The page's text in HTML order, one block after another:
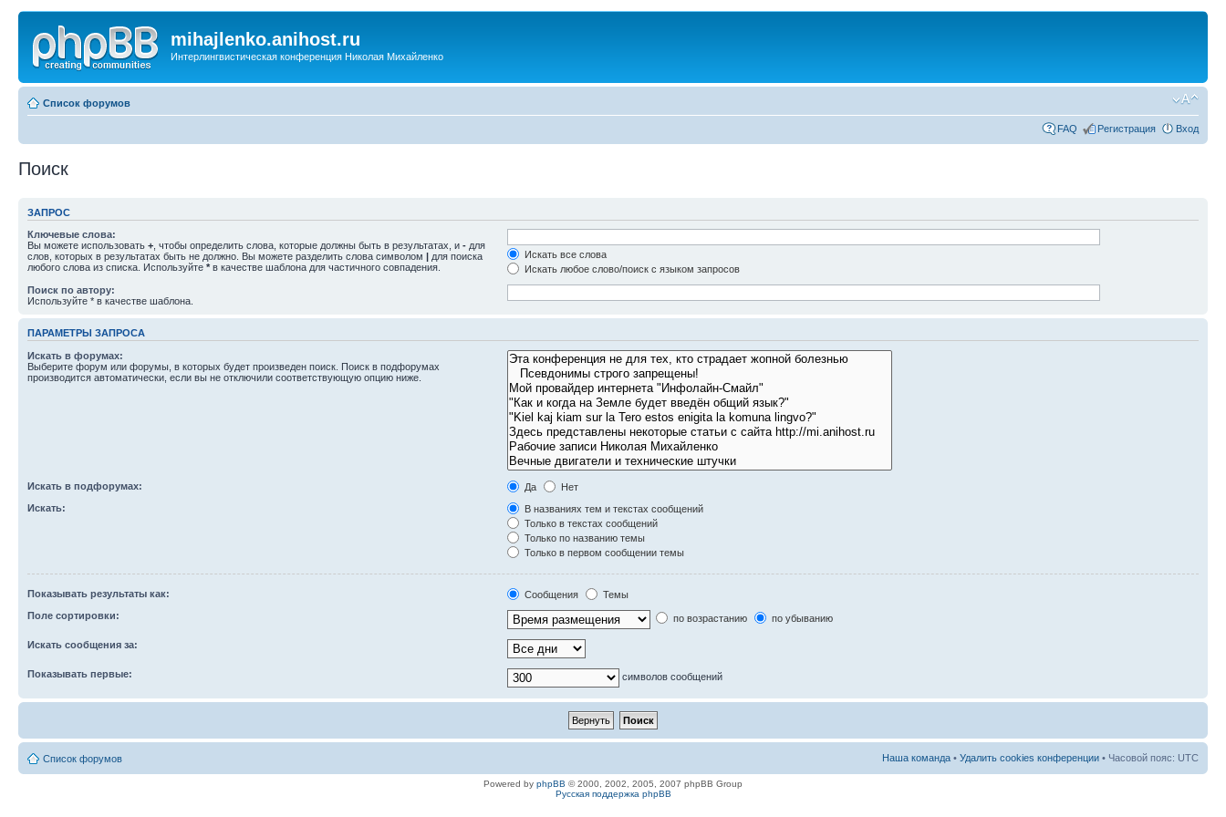
mihajlenko.anihost.ru
Интерлингвистическая конференция Николая Михайленко
Список форумов
FAQ Регистрация Вход
Поиск
ЗАПРОС
Ключевые слова:
Вы можете использовать + , чтобы определить слова, которые должны быть в результатах, и - для
слов, которых в результатах быть не должно. Вы можете разделить слова символом | для поиска
любого слова из списка. Используйте * в качестве шаблона для частичного совпадения.
Искать все слова
Искать любое слово/поиск с языком запросов
Поиск по автору:
Используйте * в качестве шаблона.
ПАРАМЕТРЫ ЗАПРОСА
Искать в форумах:
Выберите форум или форумы, в которых будет произведен поиск. Поиск в подфорумах
производится автоматически, если вы не отключили соответствующую опцию ниже.
Искать в подфорумах: Да
Нет
Искать:
В названиях тем и текстах сообщений
Только в текстах сообщений
Только по названию темы
Только в первом сообщении темы
Показывать результаты как: Сообщения
Темы
Поле сортировки:
по возрастанию по убыванию
Искать сообщения за:
Показывать первые: символов сообщений
Список форумов Наша команда • Удалить cookies конференции • Часовой пояс: UTC
Powered by phpBB © 2000, 2002, 2005, 2007 phpBB Group
Русская поддержка phpBB